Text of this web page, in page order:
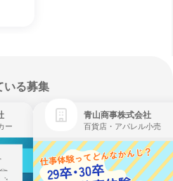
いる募集
ー
青山商事株式会社
百貨店・アパレル小売